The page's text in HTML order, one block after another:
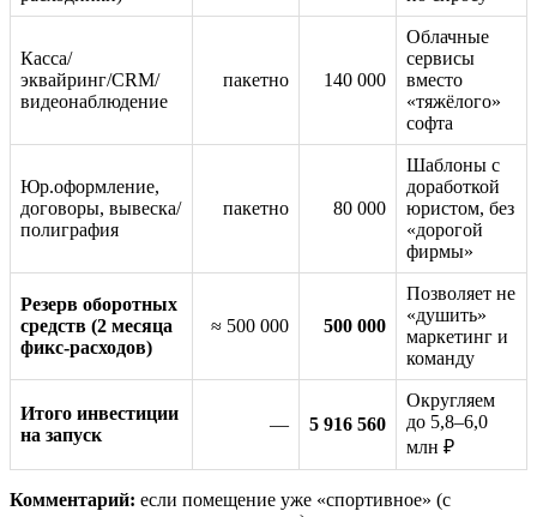
Касса/
эквайринг/CRM/
видеонаблюдение
пакетно 140 000
Облачные
сервисы
вместо
«тяжёлого»
софта
Юр.оформление,
договоры, вывеска/
полиграфия
пакетно 80 000
Шаблоны с
доработкой
юристом, без
«дорогой
фирмы»
Резерв оборотных
средств (2 месяца
фикс-расходов)
≈ 500 000 500 000
Позволяет не
«душить»
маркетинг и
команду
Итого инвестиции
на запуск
— 5 916 560
Округляем
до 5,8–6,0
млн ₽
Комментарий: если помещение уже «спортивное» (с